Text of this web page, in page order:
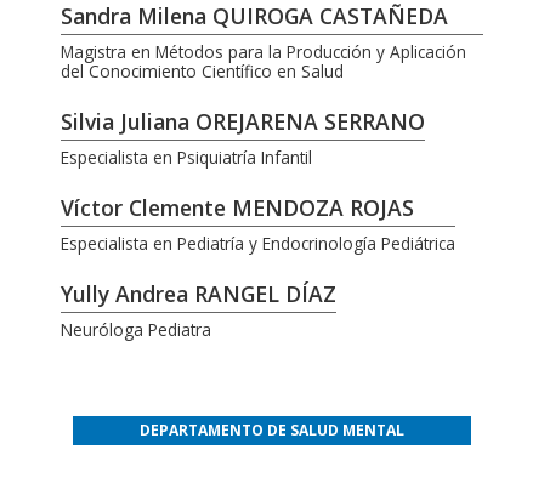
Sandra Milena QUIROGA CASTAÑEDA
Magistra en Métodos para la Producción y Aplicación
del Conocimiento Científico en Salud
Silvia Juliana OREJARENA SERRANO
Especialista en Psiquiatría Infantil
Víctor Clemente MENDOZA ROJAS
Especialista en Pediatría y Endocrinología Pediátrica
Yully Andrea RANGEL DÍAZ
Neuróloga Pediatra
DEPARTAMENTO DE SALUD MENTAL